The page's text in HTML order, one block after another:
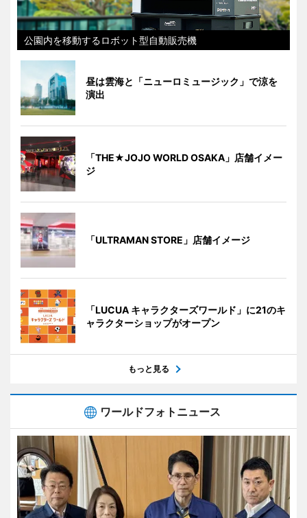
公園内を移動するロボット型自動販売機
昼は雲海と「ニューロミュージック」で涼を
演出
「THE★JOJO WORLD OSAKA」店舗イメー
ジ
「ULTRAMAN STORE」店舗イメージ
「LUCUA キャラクターズワールド」に21のキ
ャラクターショップがオープン
もっと見る
ワールドフォトニュース